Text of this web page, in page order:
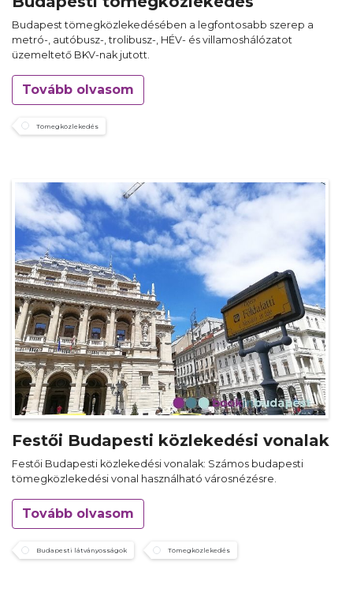
Budapest tömegközlekedésében a legfontosabb szerep a
metró-, autóbusz-, trolibusz-, HÉV- és villamoshálózatot
üzemeltető BKV-nak jutott.
Tovább olvasom
Tömegközlekedés
Festői Budapesti közlekedési vonalak
Festői Budapesti közlekedési vonalak: Számos budapesti
tömegközlekedési vonal használható városnézésre.
Tovább olvasom
Budapesti látványosságok Tömegközlekedés